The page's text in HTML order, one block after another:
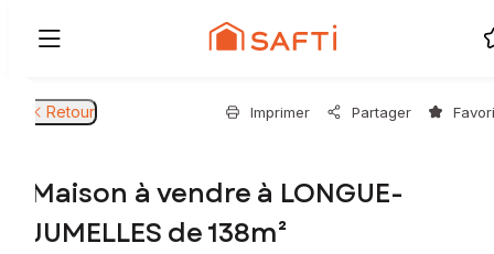
Retour Imprimer Partager
Maison à vendre à LONGUE-
JUMELLES de 138m²